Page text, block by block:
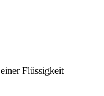
einer Flüssigkeit